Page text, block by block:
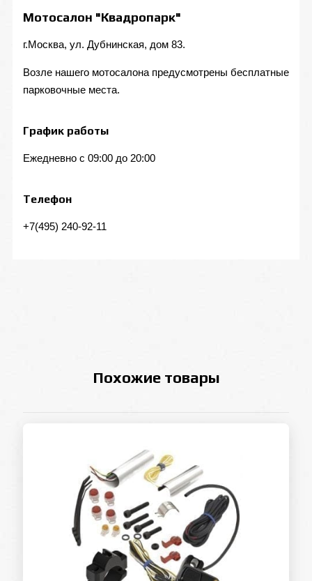
Мотосалон "Квадропарк"
г.Москва, ул. Дубнинская, дом 83.
Возле нашего мотосалона предусмотрены бесплатные
парковочные места.
График работы
Ежедневно с 09:00 до 20:00
Телефон
+7(495) 240-92-11
Похожие товары